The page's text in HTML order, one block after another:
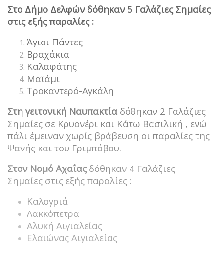
Στο Δήμο Δελφών δόθηκαν 5 Γαλάζιες Σημαίες
στις εξής παραλίες :
Άγιοι Πάντες
Βραχάκια
Καλαφάτης
Μαϊάμι
Τροκαντερό-Αγκάλη
Στη γειτονική Ναυπακτία δόθηκαν 2 Γαλάζιες
Σημαίες σε Κρυονέρι και Κάτω Βασιλική , ενώ
πάλι έμειναν χωρίς βράβευση οι παραλίες της
Ψανής και του Γριμπόβου.
Στον Νομό Αχαΐαςδόθηκαν 4 Γαλάζιες
Σημαίες στις εξής παραλίες :
Καλογριά
Λακκόπετρα
Αλυκή Αιγιαλείας
Ελαιώνας Αιγιαλείας